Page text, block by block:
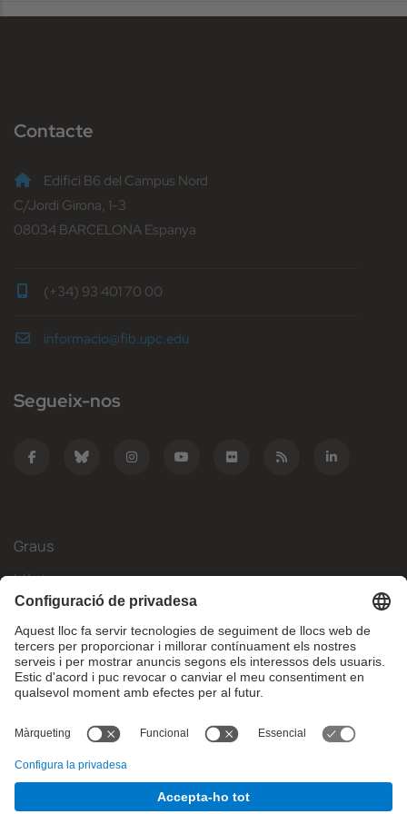
Contacte
Edifici B6 del Campus Nord
C/Jordi Girona, 1-3
08034 BARCELONA Espanya
(+34) 93 401 70 00
informacio@fib.upc.edu
Segueix-nos
Graus
Màsters
Mobilitat Internacional
Recerca
Empresa
Què necessites?